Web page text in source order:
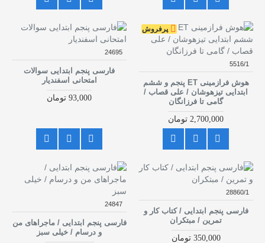
پرفروش
5516/1
هوش فرازمینی ET پنجم و ششم
ابتدایی تیزهوشان / علی قصاب /
گامی تا فرزانگان
2,700,000 تومان
24695
فارسی پنجم ابتدایی سوالات
امتحانی اسفندیار
93,000 تومان
28860/1
فارسی پنجم ابتدایی / کتاب کار و
تمرین / مبتکران
350,000 تومان
24847
فارسی پنجم ابتدایی / ماجراهای من
و درسام / خیلی سبز